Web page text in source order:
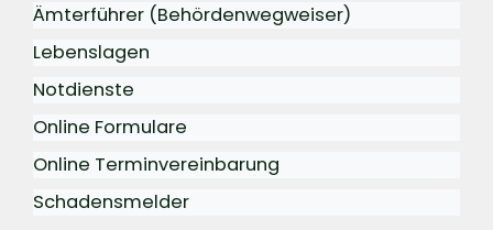
Ämterführer (Behördenwegweiser)
Lebenslagen
Notdienste
Online Formulare
Online Terminvereinbarung
Schadensmelder